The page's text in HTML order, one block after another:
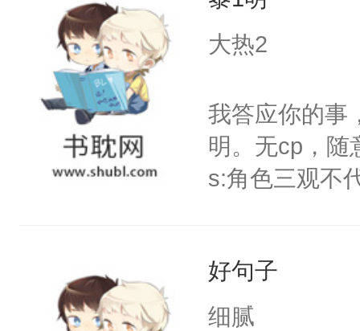
大热2
我答应你的事
明。无cp，随
s:角色三观不
好句子
细腻